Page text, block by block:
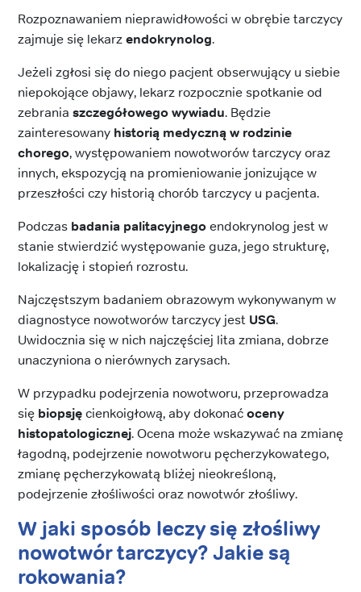
Rozpoznawaniem nieprawidłowości w obrębie tarczycy
zajmuje się lekarzendokrynolog.
Jeżeli zgłosi się do niego pacjent obserwujący u siebie
niepokojące objawy, lekarz rozpocznie spotkanie od
zebrania szczegółowego wywiadu. Będzie
zainteresowany historią medyczną w rodzinie
chorego, występowaniem nowotworów tarczycy oraz
innych, ekspozycją na promieniowanie jonizujące w
przeszłości czy historią chorób tarczycy u pacjenta.
Podczas badania palitacyjnegoendokrynolog jest w
stanie stwierdzić występowanie guza, jego strukturę,
lokalizację i stopień rozrostu.
Najczęstszym badaniem obrazowym wykonywanym w
diagnostyce nowotworów tarczycy jest USG.
Uwidocznia się w nich najczęściej lita zmiana, dobrze
unaczyniona o nierównych zarysach.
W przypadku podejrzenia nowotworu, przeprowadza
się biopsjęcienkoigłową, aby dokonaćoceny
histopatologicznej. Ocena może wskazywać na zmianę
łagodną, podejrzenie nowotworu pęcherzykowatego,
zmianę pęcherzykowatą bliżej nieokreśloną,
podejrzenie złośliwości oraz nowotwór złośliwy.
W jaki sposób leczy się złośliwy
nowotwór tarczycy? Jakie są
rokowania?